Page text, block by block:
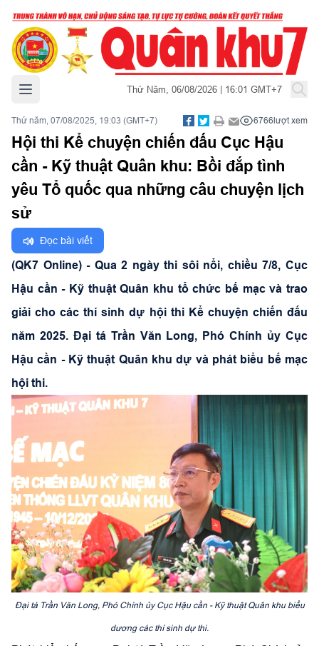
Mở menu chính Thứ Năm, 06/08/2026 | 16:01 GMT+7
Thứ năm, 07/08/2025, 19:03 (GMT+7) 6766lượt xem
Hội thi Kể chuyện chiến đấu Cục Hậu
cần - Kỹ thuật Quân khu: Bồi đắp tình
yêu Tổ quốc qua những câu chuyện lịch
sử
Đọc bài viết
(QK7 Online) - Qua 2 ngày thi sôi nổi, chiều 7/8, Cục
Hậu cần - Kỹ thuật Quân khu tổ chức bế mạc và trao
giải cho các thí sinh dự hội thi Kể chuyện chiến đấu
năm 2025. Đại tá Trần Văn Long, Phó Chính ủy Cục
Hậu cần - Kỹ thuật Quân khu dự và phát biểu bế mạc
hội thi.
Đại tá Trần Văn Long, Phó Chính ủy Cục Hậu cần - Kỹ thuật Quân khu biểu
dương các thí sinh dự thi.